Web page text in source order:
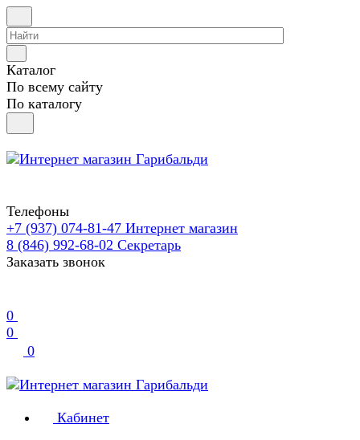
Каталог
По всему сайту
По каталогу
Телефоны
+7 (937) 074-81-47 Интернет магазин
8 (846) 992-68-02 Секретарь
Заказать звонок
0
0
0
Кабинет